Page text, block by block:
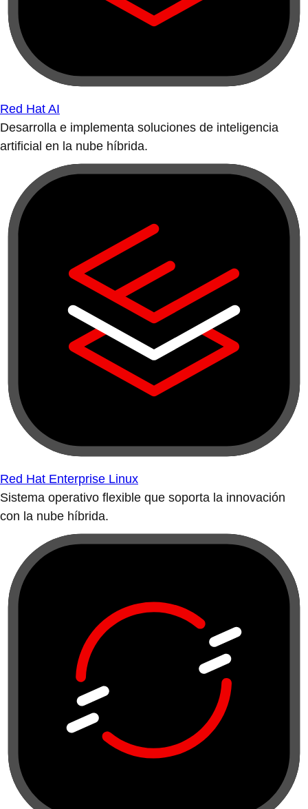
Red Hat AI
Desarrolla e implementa soluciones de inteligencia
artificial en la nube híbrida.
Red Hat Enterprise Linux
Sistema operativo flexible que soporta la innovación
con la nube híbrida.